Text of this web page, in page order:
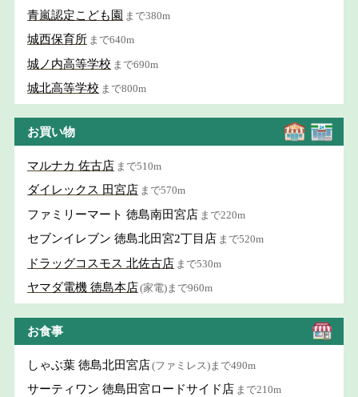
青嵐認定こども園 まで380m
城西保育所 まで640m
城ノ内高等学校 まで690m
城北高等学校 まで800m
お買い物
マルナカ 佐古店 まで510m
ダイレックス 田宮店 まで570m
ファミリーマート 徳島南田宮店 まで220m
セブンイレブン 徳島北田宮2丁目店 まで520m
ドラッグコスモス 北佐古店 まで530m
ヤマダ電機 徳島本店(家電)まで960m
お食事
しゃぶ葉 徳島北田宮店(ファミレス)まで490m
サーティワン 徳島田宮ロードサイド店 まで210m